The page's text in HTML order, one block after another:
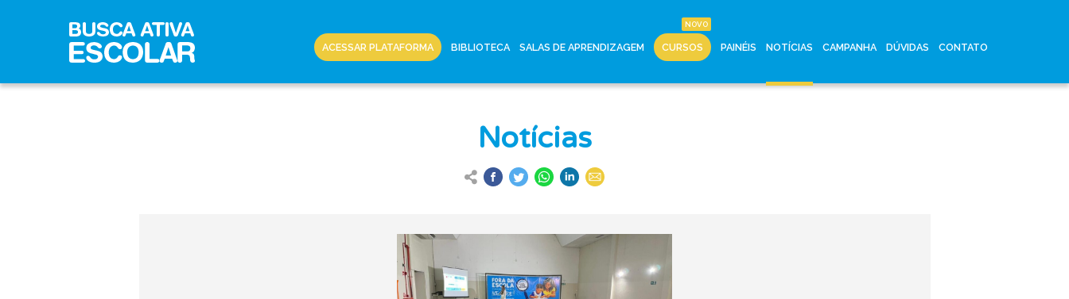
ACESSAR PLATAFORMA BIBLIOTECA SALAS DE APRENDIZAGEM CURSOS PAINÉIS NOTÍCIAS CAMPANHA DÚVIDAS CONTATO
Notícias